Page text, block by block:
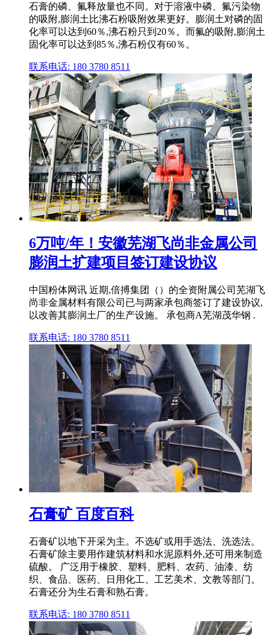
石膏的磷、氟释放量也不同。对于溶液中磷、氟污染物
的吸附,膨润土比沸石粉吸附效果更好。膨润土对磷的固
化率可以达到60％,沸石粉只到20％。而氟的吸附,膨润土
固化率可以达到85％,沸石粉仅有60％。
联系电话: 180 3780 8511
6万吨/年！安徽芜湖飞尚非金属公司
膨润土扩建项目签订建设协议
中国粉体网讯 近期,倍搏集团（）的全资附属公司芜湖飞
尚非金属材料有限公司已与两家承包商签订了建设协议,
以改善其膨润土厂的生产设施。 承包商A芜湖茂华钢 .
联系电话: 180 3780 8511
石膏矿 百度百科
石膏矿以地下开采为主。不选矿或用手选法、洗选法。
石膏矿除主要用作建筑材料和水泥原料外,还可用来制造
硫酸。 广泛用于橡胶、塑料、肥料、农药、油漆、纺
织、食品、医药、日用化工、工艺美术、文教等部门。
石膏还分为生石膏和熟石膏。
联系电话: 180 3780 8511